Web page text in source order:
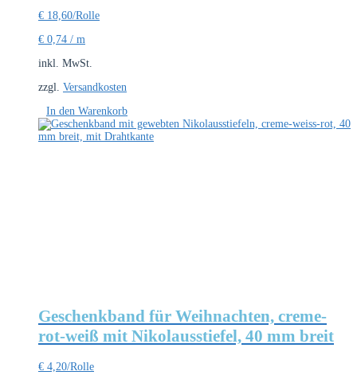
€ 18,60/Rolle
€ 0,74 / m
inkl. MwSt.
zzgl. Versandkosten
In den Warenkorb
Geschenkband für Weihnachten, creme-
rot-weiß mit Nikolausstiefel, 40 mm breit
€ 4,20/Rolle